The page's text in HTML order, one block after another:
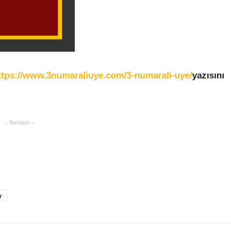
www.3numaraliuye.com/3-numarali-uye/yazısını
- Reklam -